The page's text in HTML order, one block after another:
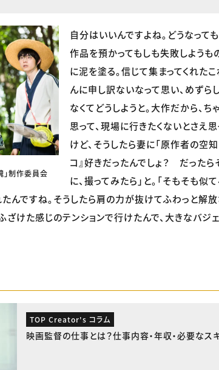
制作委員会
自分はいいんですよね。どうなって
作品を預かってもしも失敗しようも
に泥を塗る。信じて集まってくれた
んに申し訳ないなって思い、めずら
なくてどうしようと。大作だから、ち
思って、現場に行きたくないとさえ
けど、そうしたら妻に「原作者の空
コ』好きだったんでしょ？ だったら
に、撮ってみたら」と。「そもそも似
たんですね。そうしたら肩の力が抜けてふわっと解
ざけた感じのテンションで行けたんで、大きなバジ
TOP Creator's コラム
映画監督の仕事とは？仕事内容・年収・必要なス